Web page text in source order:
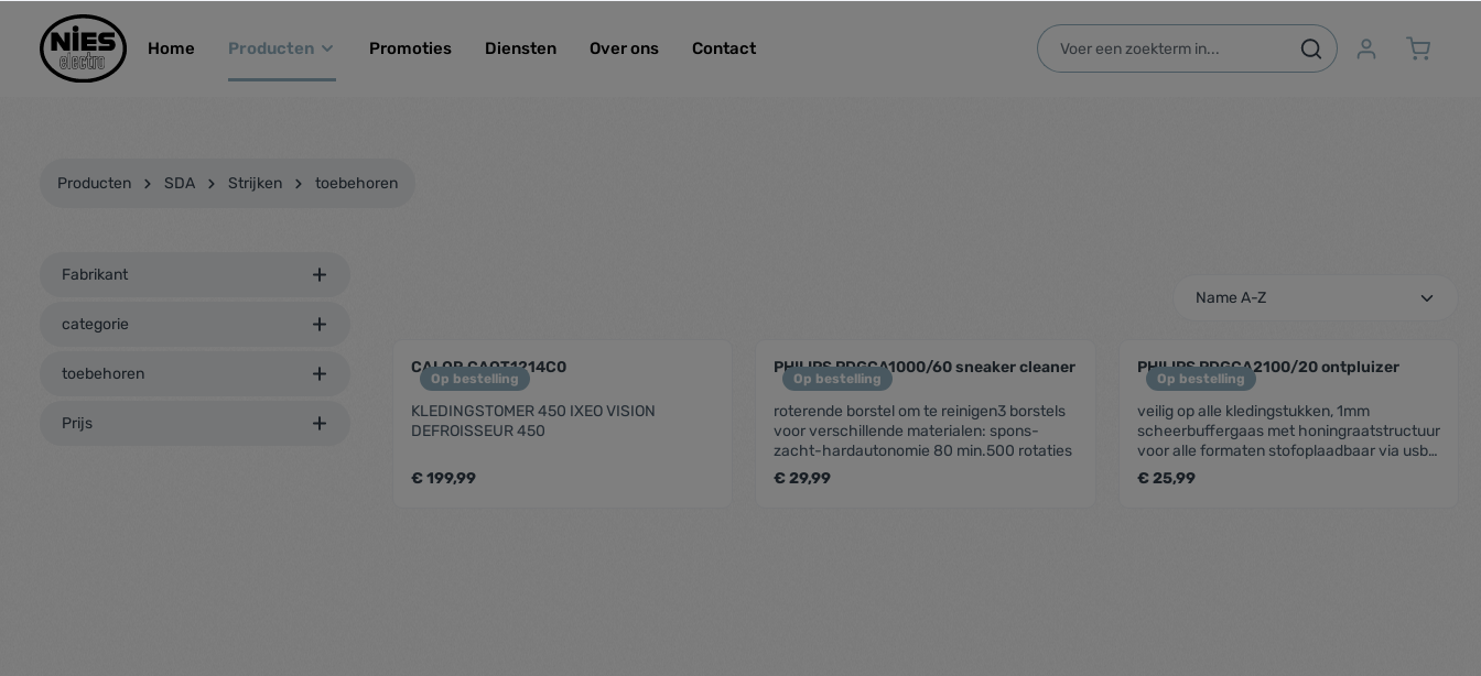
general.skipToNavigation
Home Producten Promoties Diensten Over ons Contact
Producten SDA Strijken toebehoren
Fabrikant
categorie
toebehoren
Prijs
Op bestelling
CALOR CAQT1214C0
KLEDINGSTOMER 450 IXEO VISION
DEFROISSEUR 450
€ 199,99
Op bestelling
PHILIPS PDGCA1000/60 sneaker cleaner
roterende borstel om te reinigen3 borstels
voor verschillende materialen: spons-
zacht-hardautonomie 80 min.500 rotaties
€ 29,99
Op bestelling
PHILIPS PDGCA2100/20 ontpluizer
veilig op alle kledingstukken, 1mm
scheerbuffergaas met honingraatstructuur
voor alle formaten stofoplaadbaar via usb,
autonomie: 90minmakkelijk te verwijderen
stofbak
€ 25,99